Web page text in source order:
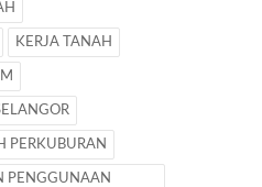
KERJA TANAH
PERKUBURAN
PENGGUNAAN